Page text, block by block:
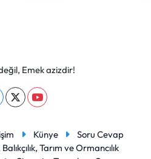
Emek azizdir!
Künye
Soru Cevap
Balıkçılık, Tarım ve Ormancılık